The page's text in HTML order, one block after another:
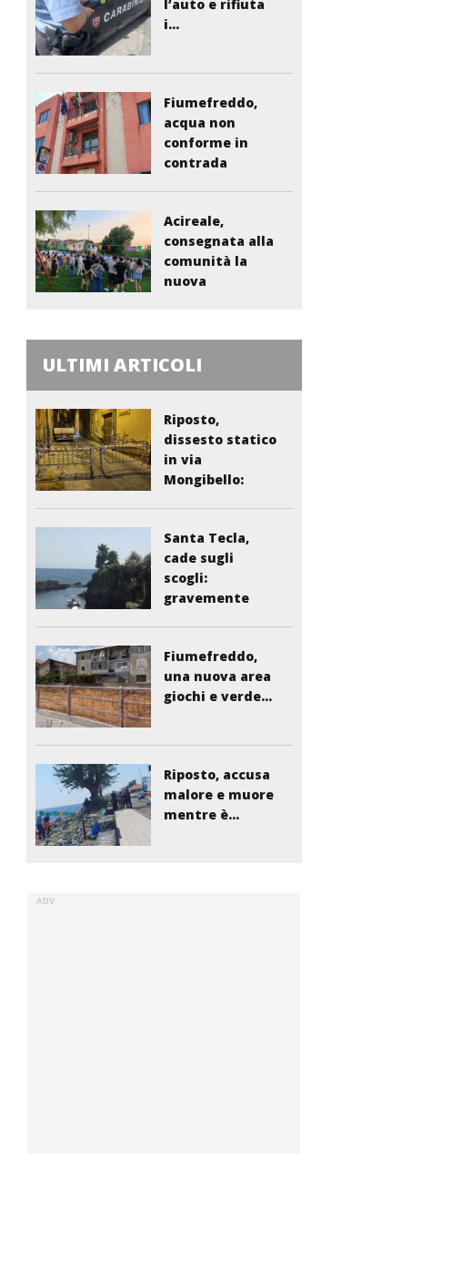
l’auto e rifiuta
i...
Fiumefreddo,
acqua non
conforme in
contrada
Acireale,
consegnata alla
comunità la
nuova
ULTIMI ARTICOLI
Riposto,
dissesto statico
in via
Mongibello:
Santa Tecla,
cade sugli
scogli:
gravemente
Fiumefreddo,
una nuova area
giochi e verde...
Riposto, accusa
malore e muore
mentre è...